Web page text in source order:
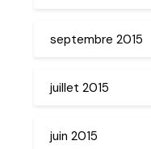
septembre 2015
juillet 2015
juin 2015